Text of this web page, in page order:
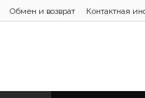
Обмен и возврат Контактная